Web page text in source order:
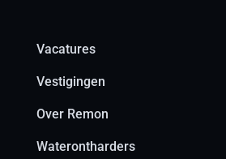
Vacatures
Vestigingen
Over Remon
Waterontharders